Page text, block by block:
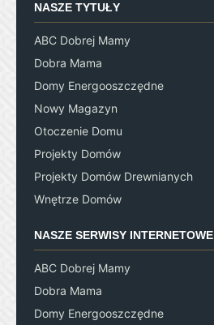
NASZE TYTUŁY
ABC Dobrej Mamy
Dobra Mama
Domy Energooszczędne
Nowy Magazyn
Otoczenie Domu
Projekty Domów
Projekty Domów Drewnianych
Wnętrze Domów
NASZE SERWISY INTERNETOWE
ABC Dobrej Mamy
Dobra Mama
Domy Energooszczędne